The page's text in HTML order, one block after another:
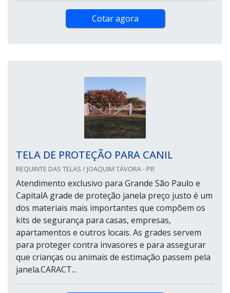
Cotar agora
TELA DE PROTEÇÃO PARA CANIL
REQUINTE DAS TELAS / JOAQUIM TÁVORA - PR
Atendimento exclusivo para Grande São Paulo e
CapitalA grade de proteção janela preço justo é um
dos materiais mais importantes que compõem os
kits de segurança para casas, empresas,
apartamentos e outros locais. As grades servem
para proteger contra invasores e para assegurar
que crianças ou animais de estimação passem pela
janela.CARACT...